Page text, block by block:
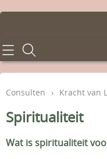
Home
Behandelingen
Tarieven
Consulten › Kracht van
Spiritualiteit
Wat is spiritualiteit